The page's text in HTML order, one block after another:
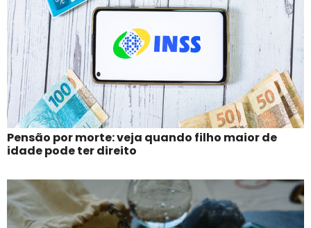
Pensão por morte: veja quando filho maior de
idade pode ter direito